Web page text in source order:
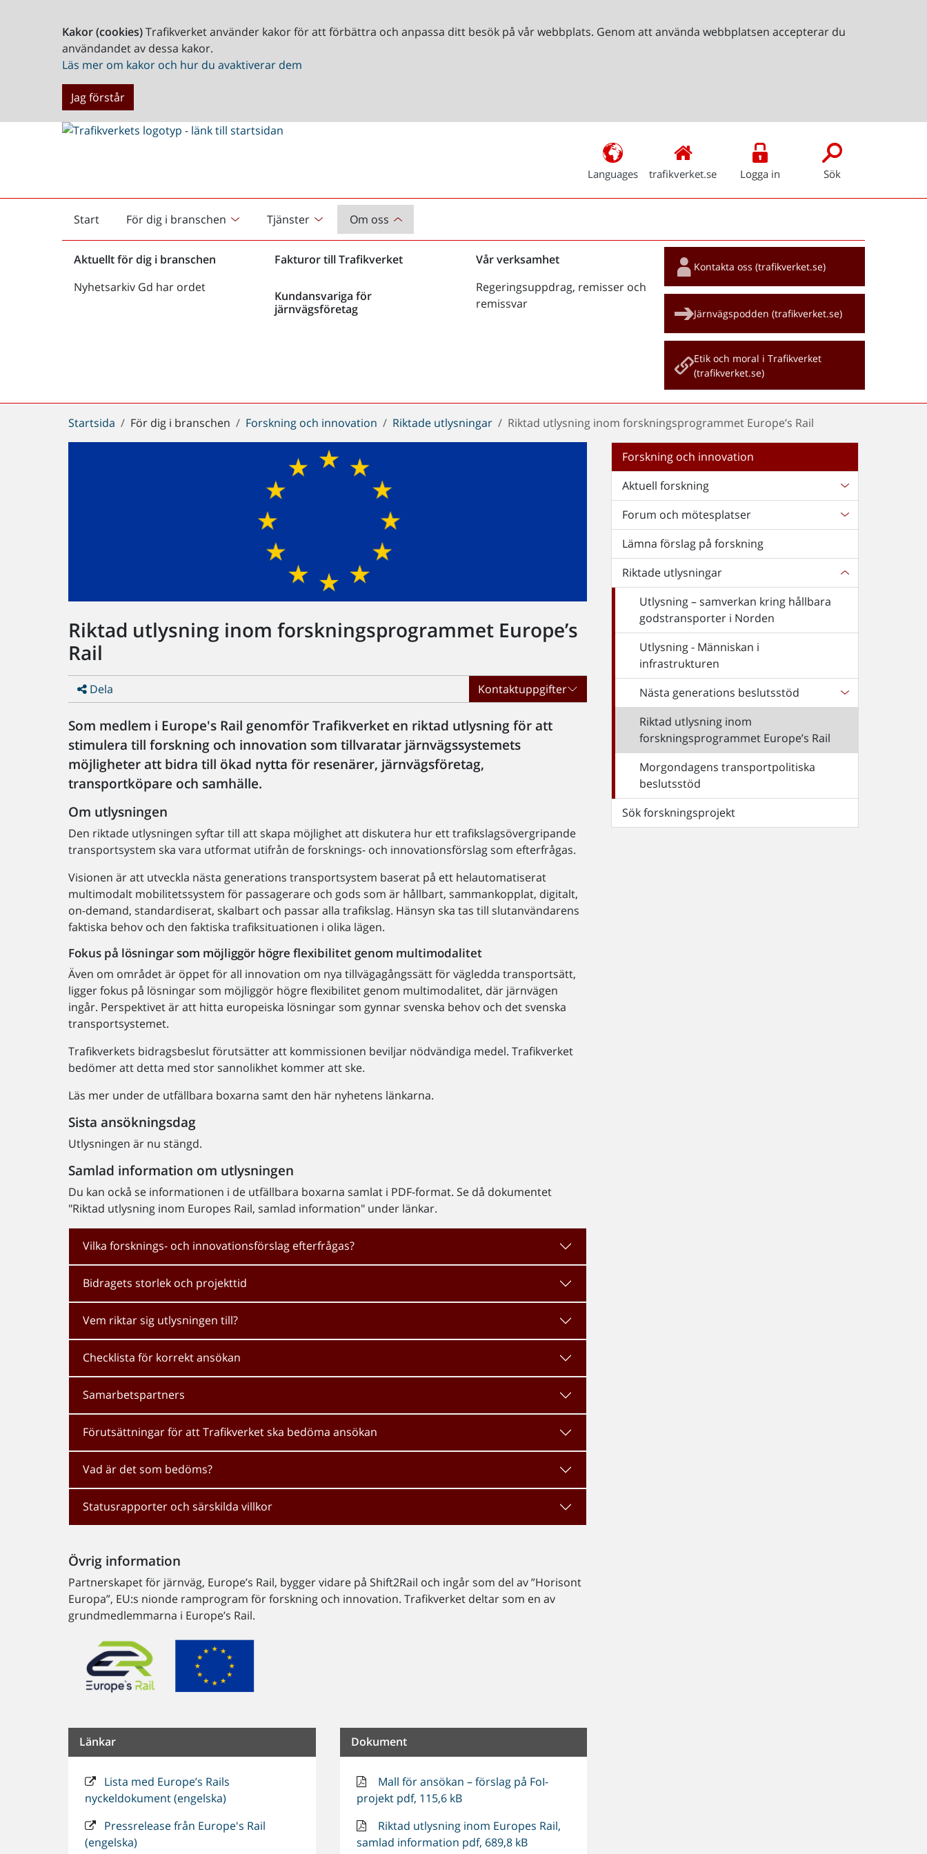
Kakor (cookies)Trafikverket använder kakor för att förbättra och anpassa ditt besök på vår webbplats. Genom att använda webbplatsen accepterar du
användandet av dessa kakor.
Läs mer om kakor och hur du avaktiverar dem
Jag förstår
Languages trafikverket.se Logga in Sök
Start
Startsida För dig i branschen Tjänster Om oss
Aktuellt för dig i branschen
Nyhetsarkiv Gd har ordet
Fakturor till Trafikverket
Kundansvariga för
järnvägsföretag
Vår verksamhet
Regeringsuppdrag, remisser och
remissvar
Snabblänkar
Kontakta oss (trafikverket.se)
Järnvägspodden (trafikverket.se)
Etik och moral i Trafikverket
(trafikverket.se)
Du
är
Startsida För dig i branschen Forskning och innovation Riktade utlysningar Riktad utlysning inom forskningsprogrammet Europe’s Rail
Riktad utlysning inom forskningsprogrammet Europe’s
Rail
Dela Kontaktuppgifter
Som medlem i Europe's Rail genomför Trafikverket en riktad utlysning för att
stimulera till forskning och innovation som tillvaratar järnvägssystemets
möjligheter att bidra till ökad nytta för resenärer, järnvägsföretag,
transportköpare och samhälle.
Om utlysningen
Den riktade utlysningen syftar till att skapa möjlighet att diskutera hur ett trafikslagsövergripande
transportsystem ska vara utformat utifrån de forsknings- och innovationsförslag som efterfrågas.
Visionen är att utveckla nästa generations transportsystem baserat på ett helautomatiserat
multimodalt mobilitetssystem för passagerare och gods som är hållbart, sammankopplat, digitalt,
on-demand, standardiserat, skalbart och passar alla trafikslag. Hänsyn ska tas till slutanvändarens
faktiska behov och den faktiska trafiksituationen i olika lägen.
Fokus på lösningar som möjliggör högre flexibilitet genom multimodalitet
Även om området är öppet för all innovation om nya tillvägagångssätt för vägledda transportsätt,
ligger fokus på lösningar som möjliggör högre flexibilitet genom multimodalitet, där järnvägen
ingår. Perspektivet är att hitta europeiska lösningar som gynnar svenska behov och det svenska
transportsystemet.
Trafikverkets bidragsbeslut förutsätter att kommissionen beviljar nödvändiga medel. Trafikverket
bedömer att detta med stor sannolikhet kommer att ske.
Läs mer under de utfällbara boxarna samt den här nyhetens länkarna.
Sista ansökningsdag
Utlysningen är nu stängd.
Samlad information om utlysningen
Du kan ockå se informationen i de utfällbara boxarna samlat i PDF-format. Se då dokumentet
"Riktad utlysning inom Europes Rail, samlad information" under länkar.
Vilka forsknings- och innovationsförslag efterfrågas?
Bidragets storlek och projekttid
Vem riktar sig utlysningen till?
Checklista för korrekt ansökan
Samarbetspartners
Förutsättningar för att Trafikverket ska bedöma ansökan
Vad är det som bedöms?
Statusrapporter och särskilda villkor
Övrig information
Partnerskapet för järnväg, Europe’s Rail, bygger vidare på Shift2Rail och ingår som del av ”Horisont
Europa”, EU:s nionde ramprogram för forskning och innovation. Trafikverket deltar som en av
grundmedlemmarna i Europe’s Rail.
Länkar
Lista med Europe’s Rails
nyckeldokument (engelska)
Pressrelease från Europe's Rail
(engelska)
Dokument
Mall för ansökan – förslag på FoI-
projekt pdf, 115,6 kB
Riktad utlysning inom Europes Rail,
samlad information pdf, 689,8 kB
Forskning och innovation
Aktuell forskning
Forum och mötesplatser
Lämna förslag på forskning
Riktade utlysningar
Utlysning – samverkan kring hållbara
godstransporter i Norden
Utlysning - Människan i
infrastrukturen
Nästa generations beslutsstöd
Riktad utlysning inom
forskningsprogrammet Europe’s Rail
Morgondagens transportpolitiska
beslutsstöd
Sök forskningsprojekt